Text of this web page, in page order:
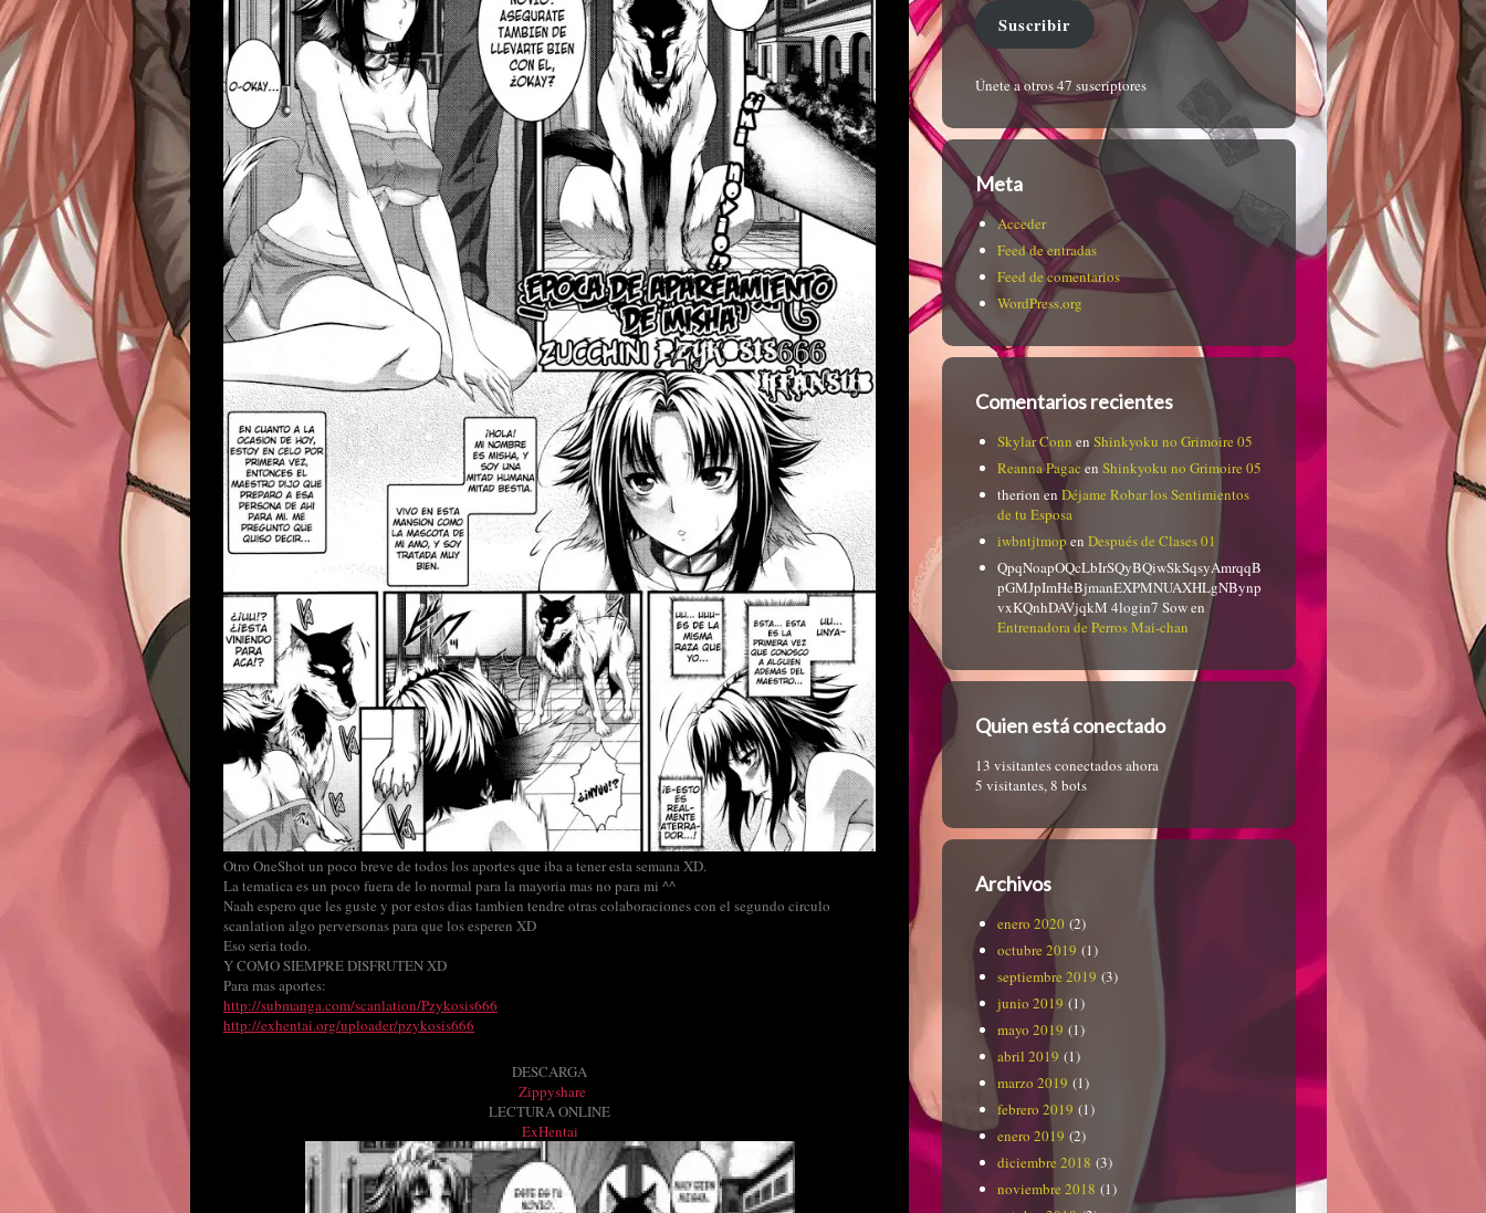
Otro OneShot un poco breve de todos los aportes que iba a tener esta semana XD.
La tematica es un poco fuera de lo normal para la mayoria mas no para mi ^^
Naah espero que les guste y por estos dias tambien tendre otras colaboraciones con el segundo circulo
scanlation algo perversonas para que los esperen XD
Eso seria todo.
Y COMO SIEMPRE DISFRUTEN XD
Para mas aportes:
http://submanga.com/scanlation/Pzykosis666
http://exhentai.org/uploader/pzykosis666
DESCARGA
Zippyshare
LECTURA ONLINE
ExHentai
Suscribir
Únete a otros 47 suscriptores
Meta
Acceder
Feed de entradas
Feed de comentarios
WordPress.org
Comentarios recientes
Skylar Conn en Shinkyoku no Grimoire 05
Reanna Pagac en Shinkyoku no Grimoire 05
therionen Déjame Robar los Sentimientos
de tu Esposa
iwbntjtmop en Después de Clases 01
QpqNoapOQcLbIrSQyBQiwSkSqsyAmrqqB
pGMJpImHeBjmanEXPMNUAXHLgNBynp
vxKQnhDAVjqkM 4login7 Sowen
Entrenadora de Perros Mai-chan
Quien está conectado
13 visitantes conectados ahora
5 visitantes,8 bots
Archivos
enero 2020 (2)
octubre 2019 (1)
septiembre 2019 (3)
junio 2019 (1)
mayo 2019 (1)
abril 2019 (1)
marzo 2019 (1)
febrero 2019 (1)
enero 2019 (2)
diciembre 2018 (3)
noviembre 2018 (1)